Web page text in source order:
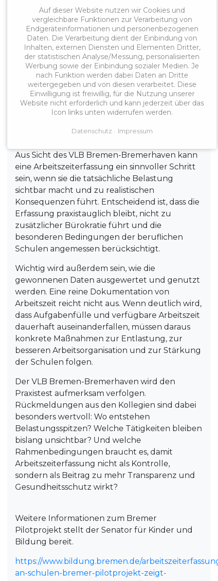
Damit rückt ein Thema in den Mittelpunkt, das
viele Kolleginnen und Kollegen seit Jahren
beschäftigt: Lehrkräftearbeit endet nicht mit
dem Klingeln. Auch an beruflichen Schulen
gehören neben dem Unterricht zahlreiche
weitere Aufgaben zum Alltag – Prüfungen,
Lernfeldarbeit, Bildungsgangarbeit,
Abstimmungen mit Betrieben, Beratung,
Dokumentation, Schulentwicklung und die
Lernbiografien.
Aus Sicht des VLB Bremen-Bremerhaven kann
eine Arbeitszeiterfassung ein sinnvoller Schritt
sein, wenn sie die tatsächliche Belastung
sichtbar macht und zu realistischen
Konsequenzen führt. Entscheidend ist, dass die
Erfassung praxistauglich bleibt, nicht zu
zusätzlicher Bürokratie führt und die
besonderen Bedingungen der beruflichen
Schulen angemessen berücksichtigt.
Wichtig wird außerdem sein, wie die
gewonnenen Daten ausgewertet und genutzt
werden. Eine reine Dokumentation von
Arbeitszeit reicht nicht aus. Wenn deutlich wird,
dass Aufgabenfülle und verfügbare Arbeitszeit
dauerhaft auseinanderfallen, müssen daraus
konkrete Maßnahmen zur Entlastung, zur
besseren Arbeitsorganisation und zur Stärkung
der Schulen folgen.
Der VLB Bremen-Bremerhaven wird den
Praxistest aufmerksam verfolgen.
Rückmeldungen aus den Kollegien sind dabei
besonders wertvoll: Wo entstehen
Belastungsspitzen? Welche Tätigkeiten bleiben
bislang unsichtbar? Und welche
Rahmenbedingungen braucht es, damit
Arbeitszeiterfassung nicht als Kontrolle,
sondern als Beitrag zu mehr Transparenz und
Gesundheitsschutz wirkt?
Weitere Informationen zum Bremer
Pilotprojekt stellt der Senator für Kinder und
Bildung bereit.
https://www.bildung.bremen.de/
an-schulen-bremer-pilotprojekt-zeigt-
Auf dieser Website nutzen wir Cookies und
vergleichbare Funktionen zur Verarbeitung von
Endgeräteinformationen und personenbezogenen
Daten. Die Verarbeitung dient der Einbindung von
Inhalten, externen Diensten und Elementen Dritter,
der statistischen Analyse/Messung, personalisierten
Werbung sowie der Einbindung sozialer Medien. Je
nach Funktion werden dabei Daten an Dritte
weitergegeben und von diesen verarbeitet. Diese
Einwilligung ist freiwillig, für die Nutzung unserer
Website nicht erforderlich und kann jederzeit über das
Icon links unten widerrufen werden.
Datenschutz Impressum